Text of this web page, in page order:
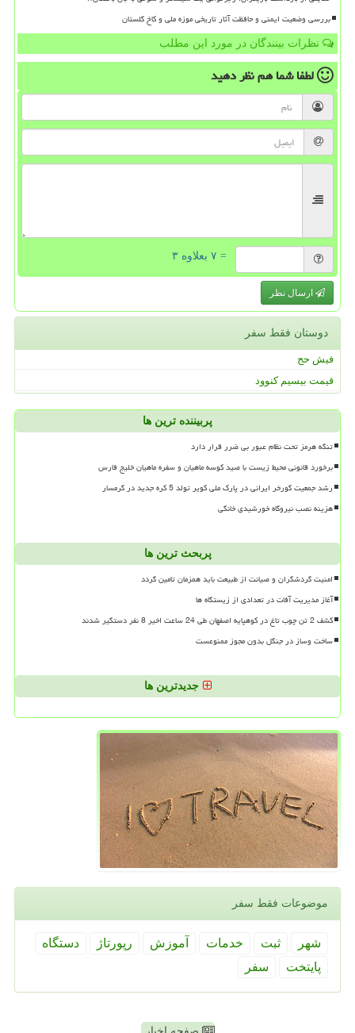
بررسی وضعیت ایمنی و حافظت آثار تاریخی موزه ملی و کاخ گلستان
نظرات بینندگان در مورد این مطلب
لطفا شما همنظر دهید
= ۷ بعلاوه ۳
ارسال نظر
دوستان فقط سفر
فیش حج
قیمت بیسیم کنوود
پربیننده ترین ها
تنگه هرمز تحت نظام عبور بی ضرر قرار دارد
برخورد قانونی محیط زیست با صید کوسه ماهیان و سفره ماهیان خلیج فارس
رشد جمعیت گورخر ایرانی در پارک ملی کویر تولد 5 کره جدید در گرمسار
هزینه نصب نیروگاه خورشیدی خانگی
پربحث ترین ها
امنیت گردشگران و صیانت از طبیعت باید همزمان تامین گردد
آغاز مدیریت آفات در تعدادی از زیستگاه ها
کشف 2 تن چوب تاغ در کوهپایه اصفهان طی 24 ساعت اخیر 8 نفر دستگیر شدند
ساخت وساز در جنگل بدون مجوز ممنوعست
جدیدترین ها
موضوعات فقط سفر
شهر ثبت خدمات آموزش رپورتاژ
دستگاه
پایتخت
سفر